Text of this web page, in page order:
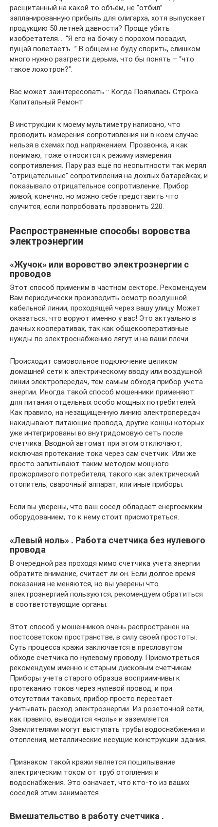
расщитанный на какой то объём, не “отбил”
запланированную прибыль для олигарха, хотя выпускает
продукцию 50 летней давности? Проще убить
изобретателя…. “Я его на бочку с порохом посадил,
пущай полетаетъ…” В общем не буду спорить, слишком
много нужно разгрести дерьма, что бы понять – “что
такое лохотрон?”.
Вас может заинтересовать :: Когда Появилась Строка
Капитальный Ремонт
В инструкции к моему мультиметру написано, что
проводить измерения сопротивления ни в коем случае
нельзя в схемах под напряжением. Прозвонка, я как
понимаю, тоже относится к режиму измерения
сопротивления. Пару раз ещё по неопытности так мерял
“отрицательные” сопротивления на дохлых батарейках, и
показывало отрицательное сопротивление. Прибор
живой, конечно, но можно себе представить что
случится, если попробовать прозвонить 220.
Распространенные способы воровства
электроэнергии
«Жучок» или воровство электроэнергии с
проводов
Этот способ применим в частном секторе. Рекомендуем
Вам периодически производить осмотр воздушной
кабельной линии, проходящей через вашу улицу. Может
оказаться, что воруют именно у вас! Это актуально в
дачных кооперативах, так как общекооперативные
нужды по электроснабжению лягут и на ваши плечи.
Происходит самовольное подключение целиком
домашней сети к электрическому вводу или воздушной
линии электропередач, тем самым обходя прибор учета
энергии. Иногда такой способ мошенники применяют
для питания отдельных особо мощных потребителей.
Как правило, на незащищенную линию электропередач
накидывают питающие провода, другие концы которых
уже интегрированы во внутридомовую сеть после
счетчика. Вводной автомат при этом отключают,
исключая протекание тока через сам счетчик. Или же
просто запитывают таким методом мощного
прожорливого потребителя, такого как электрический
отопитель, сварочный аппарат, или иные приборы.
Если вы уверены, что ваш сосед обладает енергоемким
оборудованием, то к нему стоит присмотреться.
«Левый ноль» . Работа счетчика без нулевого
провода
В очередной раз проходя мимо счетчика учета энергии
обратите внимание, считает ли он. Если долгое время
показания не меняются, но вы уверены что
электроэнергией пользуются, рекомендуем обратиться
в соответствующие органы.
Этот способ у мошенников очень распространен на
постсоветском пространстве, в силу своей простоты.
Суть процесса кражи заключается в пресловутом
обходе счетчика по нулевому проводу. Присмотреться
рекомендуем именно к старым дисковым счетчикам.
Приборы учета старого образца восприимчивы к
протеканию токов через нулевой провод, и при
отсутствии таковых, прибор просто перестает
учитывать расход электроэнергии. Из розеточной сети,
как правило, выводится «ноль» и заземляется.
Заемлителями могут выступать трубы водоснабжения и
отопления, металлические несущие конструкции здания.
Признаком такой кражи является пощипывание
электрическим током от труб отопления и
водоснабжения. Это означает, что кто-то из ваших
соседей этим занимается.
Вмешательство в работу счетчика .